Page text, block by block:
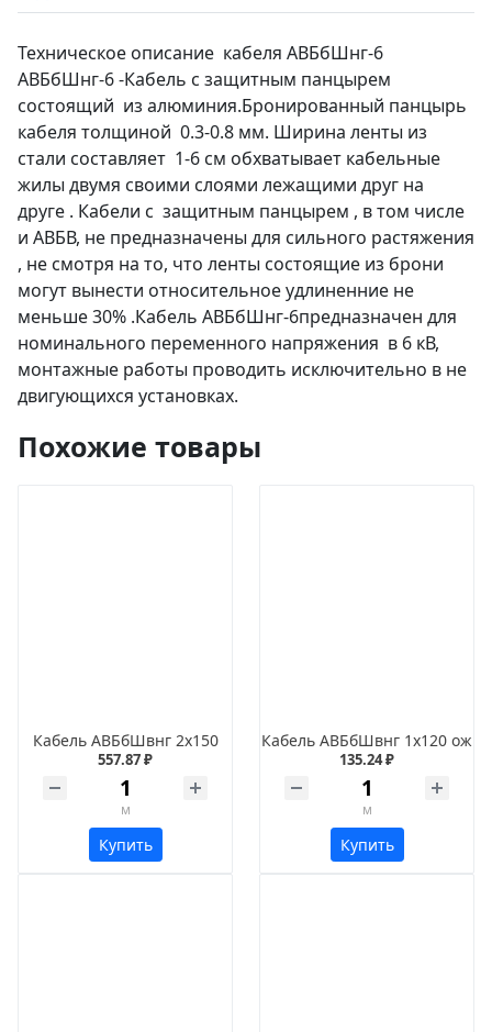
Техническое описание кабеля АВБбШнг-6
АВБбШнг-6 -Кабель с защитным панцырем
состоящий из алюминия.Бронированный панцырь
кабеля толщиной 0.3-0.8 мм. Ширина ленты из
стали составляет 1-6 см обхватывает кабельные
жилы двумя своими слоями лежащими друг на
друге . Кабели с защитным панцырем , в том числе
и АВБВ, не предназначены для сильного растяжения
, не смотря на то, что ленты состоящие из брони
могут вынести относительное удлиненние не
меньше 30% .Кабель АВБбШнг-6предназначен для
номинального переменного напряжения в 6 кВ,
монтажные работы проводить исключительно в не
двигующихся установках.
Похожие товары
Кабель АВБбШвнг 2х150
557.87 ₽
м
Купить
Кабель АВБбШвнг 1х120 ож
135.24 ₽
м
Купить